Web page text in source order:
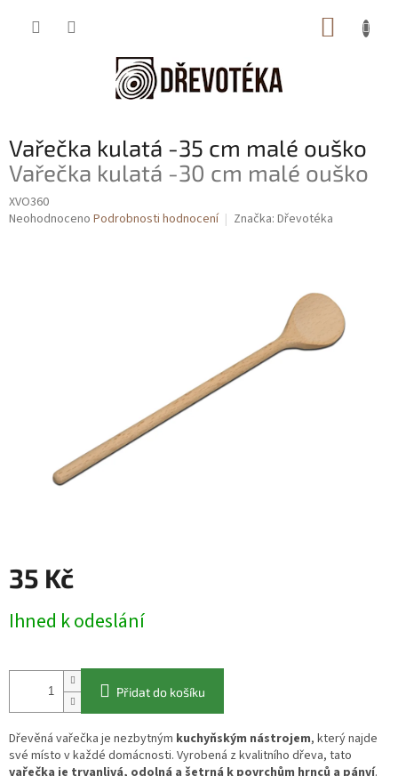
Vařečka kulatá -35 cm malé ouško
Vařečka kulatá -30 cm malé ouško
XVO360
Průměrné
Neohodnoceno Podrobnosti hodnocení Značka: Dřevotéka
35 Kč
cena:
Ihned k odeslání
Přidat do košíku
Dřevěná vařečka je nezbytným kuchyňským nástrojem, který najde
své místo v každé domácnosti. Vyrobená z kvalitního dřeva, tato